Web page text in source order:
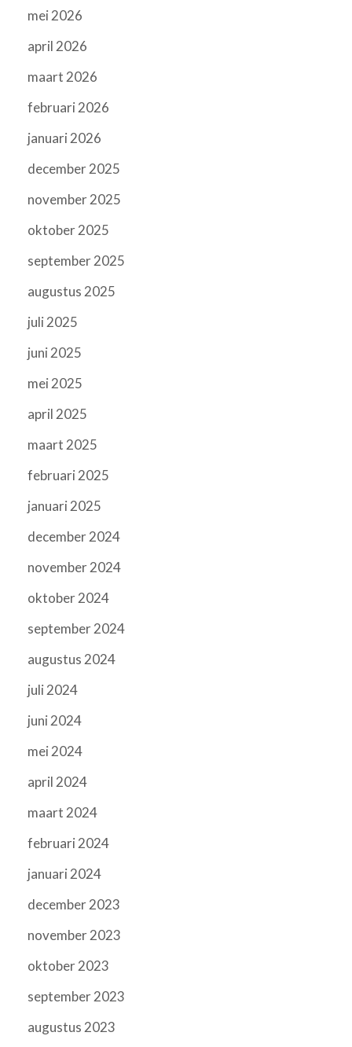
mei 2026
april 2026
maart 2026
februari 2026
januari 2026
december 2025
november 2025
oktober 2025
september 2025
augustus 2025
juli 2025
juni 2025
mei 2025
april 2025
maart 2025
februari 2025
januari 2025
december 2024
november 2024
oktober 2024
september 2024
augustus 2024
juli 2024
juni 2024
mei 2024
april 2024
maart 2024
februari 2024
januari 2024
december 2023
november 2023
oktober 2023
september 2023
augustus 2023